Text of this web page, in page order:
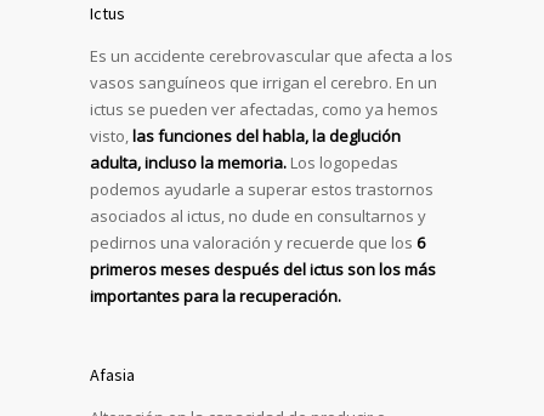
Ictus
Es un accidente cerebrovascular que afecta a los
vasos sanguíneos que irrigan el cerebro. En un
ictus se pueden ver afectadas, como ya hemos
visto,las funciones del habla, la deglución
adulta, incluso la memoria. Los logopedas
podemos ayudarle a superar estos trastornos
asociados al ictus, no dude en consultarnos y
pedirnos una valoración y recuerde que los 6
primeros meses después del ictus son los más
importantes para la recuperación.
Afasia